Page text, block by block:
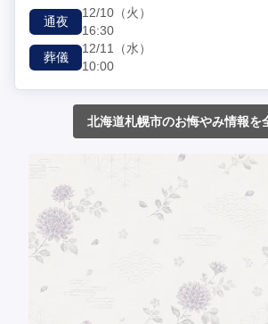
通夜
12/10 （火）
16:30
葬儀
12/11 （水）
10:00
北海道札幌市のお悔やみ情報を